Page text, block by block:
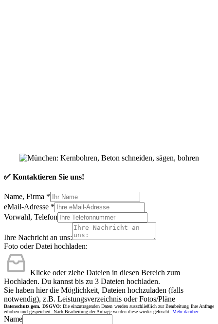
✅ Kontaktieren Sie uns!
Name, Firma *
eMail-Adresse *
Vorwahl, Telefon
Ihre Nachricht an uns:
Foto oder Datei hochladen:
Klicke oder ziehe Dateien in diesen Bereich zum
Hochladen. Du kannst bis zu 3 Dateien hochladen.
Sie haben hier die Möglichkeit, Dateien hochzuladen (falls
notwendig), z.B. Leistungsverzeichnis oder Fotos/Pläne
Datenschutz gem. DSGVO: Die einzutragenden Daten werden ausschließlich zur Bearbeitung Ihre Anfrage
erhoben und gespeichert. Nach Bearbeitung der Anfrage werden diese wieder gelöscht. Mehr darüber.
Name